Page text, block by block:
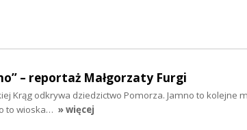
– reportaż Małgorzaty Furgi
Krąg odkrywa dziedzictwo Pomorza. Jamno to kolejne
to wioska… » więcej